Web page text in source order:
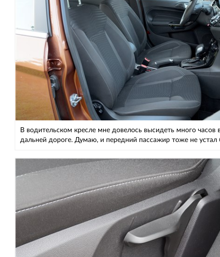
В водительском кресле мне довелось высидеть много часов
дальней дороге. Думаю, и передний пассажир тоже не устал